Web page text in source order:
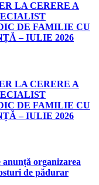
LA CERERE A
DE FAMILIE CU
– IULIE 2026
LA CERERE A
DE FAMILIE CU
– IULIE 2026
organizarea
de pădurar